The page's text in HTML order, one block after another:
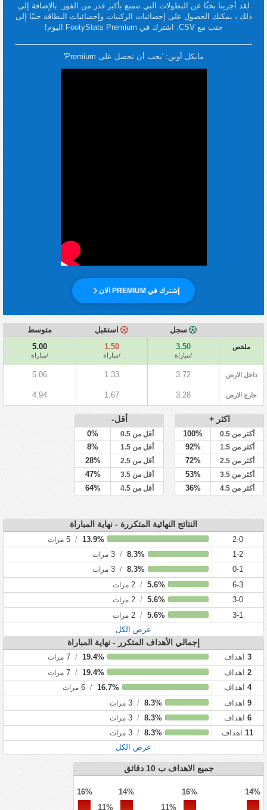
لقد أجرينا بحثًا عن البطولات التي تتمتع بأكبر قدر من الفوز. بالإضافة إلى
ذلك ، يمكنك الحصول على إحصائيات الركنيات وإحصائيات البطاقة جنبًا إلى
جنب مع CSV. اشترك في FootyStats Premium اليوم!
إشترك في PREMIUM الان
مايكل أوين: 'يجب أن تحصل على Premium'
سجل استقبل متوسط
ملخص 3.50
/مباراة
1.50
/مباراة
5.00
/مباراة
داخل الارض 3.72
1.33
5.06
خارج الارض 3.28
1.67
4.94
اكثر +
أكثر من 0.5 100%
أكثر من 1.5 92%
أكثر من 2.5 72%
أكثر من 3.5 53%
أكثر من 4.5 36%
أقل-
أقل من 0.5 0%
أقل من 1.5 8%
أقل من 2.5 28%
أقل من 3.5 47%
أقل من 4.5 64%
النتائج النهائية المتكررة - نهاية المباراة
2-0
13.9%
/
5 مرات
1-2
8.3%
/
3 مرات
0-1
8.3%
/
3 مرات
6-3
5.6%
/
2 مرات
3-0
5.6%
/
2 مرات
3-1
5.6%
/
2 مرات
عرض الكل
إجمالي الأهداف المتكرر - نهاية المباراة
3 اهداف 19.4%
/
7 مرات
2 اهداف 19.4%
/
7 مرات
4 اهداف 16.7%
/
6 مرات
9 اهداف 8.3%
/
3 مرات
6 اهداف 8.3%
/
3 مرات
11 اهداف 8.3%
/
3 مرات
عرض الكل
جميع الاهداف ب 10 دقائق
16%
11%
14%
11%
16% 14%